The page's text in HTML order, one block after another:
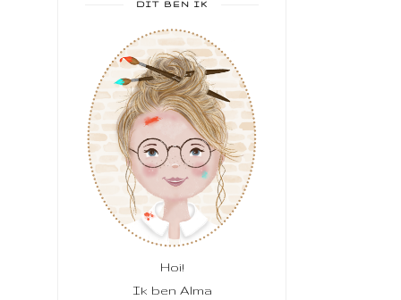
DIT BEN IK
Hoi!
Ik ben Alma